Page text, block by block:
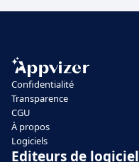
Confidentialité
Transparence
CGU
À propos
Logiciels
Editeurs de logiciel